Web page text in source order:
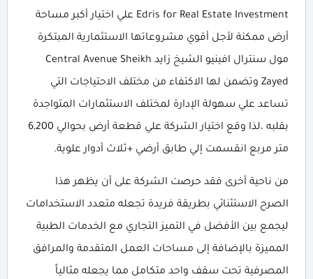
Edris for Real Estate Investment علي اختيار أكبر مساحة
أرض ممكنة لأجل أقوي مشروعاتها الاستثمارية المبتكرة
مول سنترال افينيو الشيخ زايد Central Avenue Sheikh
Zayed وتضمن لها الاكتفاء من مختلف الاحتياجات التي
تساعد علي سهولة الإدارة لمختلف الاستثمارات المتواجدة
بقلبه ،لذا وقع اختيار الشركة علي قطعة أرض بحوالي 6,200
متر مربع انقسمت إلي طابق أرضي +ثلاث أدوار علوية.
من ناحية أخرى فقد حرصت الشركة على أن يظهر هذا
الصرح الاستثنائي بطريقة فريدة تجعله متعدد الاستخدامات
ليجمع بين الأفضل في التميز التجاري مع الخدمات الطبية
المميزة بالإضافة إلى مساحات العمل المتقدمة والمرافق
المصرفية تحت سقف واحد متكامل مما يجعله مثالياً